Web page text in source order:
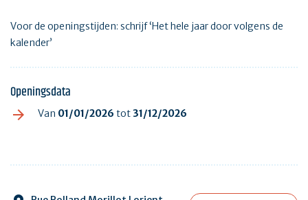
Voor de openingstijden: schrijf ‘Het hele jaar door volgens de
kalender’
Openingsdata
Van 01/01/2026 tot31/12/2026